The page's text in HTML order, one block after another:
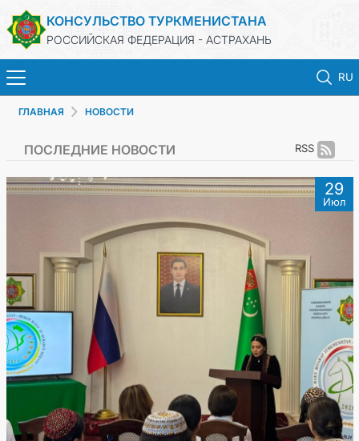
КОНСУЛЬСТВО ТУРКМЕНИСТАНА
РОССИЙСКАЯ ФЕДЕРАЦИЯ - АСТРАХАНЬ
RU
ПРОДЛЕНИЕ СРОКА ПАСПОРТА
КОНСУЛЬСКИЕ УСЛУГИ
КОНТАКТНЫЕ ДАННЫЕ
ГЛАВНАЯ НОВОСТИ
RSS
ПОСЛЕДНИЕ НОВОСТИ
29
Июл